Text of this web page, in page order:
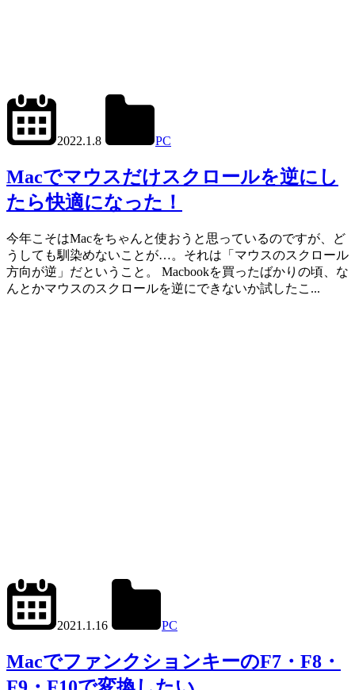
2022.1.8
PC
Reverser
Macでマウスだけスクロールを逆にし
たら快適になった！
今年こそはMacをちゃんと使おうと思っているのですが、ど
うしても馴染めないことが…。それは「マウスのスクロール
方向が逆」だということ。 Macbookを買ったばかりの頃、な
んとかマウスのスクロールを逆にできないか試したこ...
2021.1.16
PC
MacでファンクションキーのF7・F8・